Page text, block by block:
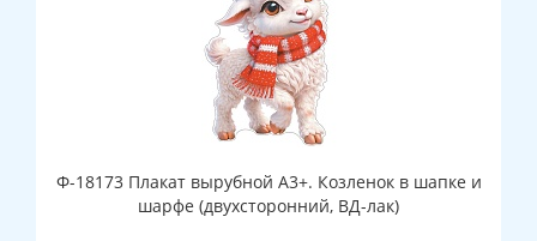
Ф-18173 Плакат вырубной А3+. Козленок в шапке и
шарфе (двухсторонний, ВД-лак)